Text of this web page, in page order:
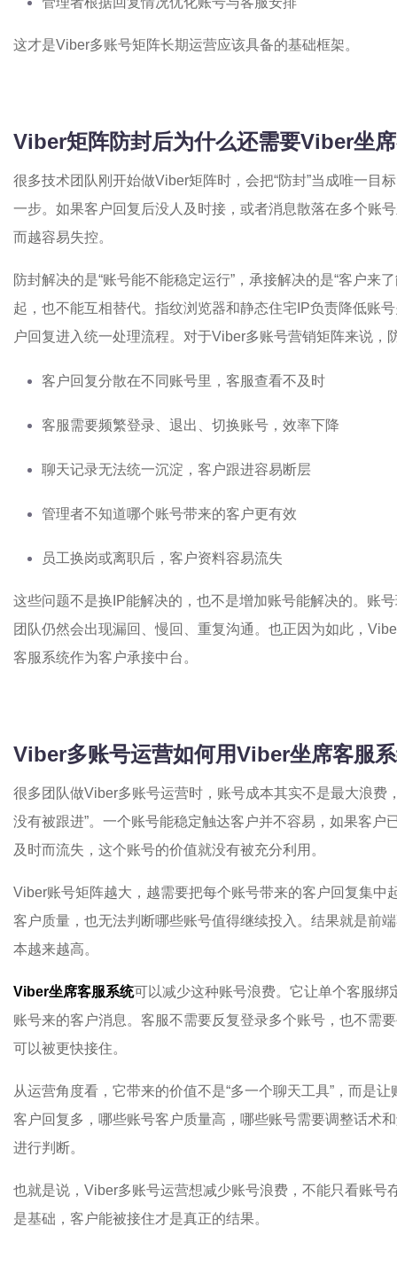
这才是Viber多账号矩阵长期运营应该具备的基础框架。
Viber矩阵防封后为什么还需要Viber坐
很多技术团队刚开始做Viber矩阵时，会把“防封”当成唯一目
一步。如果客户回复后没人及时接，或者消息散落在多个账
而越容易失控。
防封解决的是“账号能不能稳定运行”，承接解决的是“客户来
起，也不能互相替代。指纹浏览器和静态住宅IP负责降低账
户回复进入统一处理流程。对于Viber多账号营销矩阵来说，
客户回复分散在不同账号里，客服查看不及时
客服需要频繁登录、退出、切换账号，效率下降
聊天记录无法统一沉淀，客户跟进容易断层
管理者不知道哪个账号带来的客户更有效
员工换岗或离职后，客户资料容易流失
这些问题不是换IP能解决的，也不是增加账号能解决的。账
团队仍然会出现漏回、慢回、重复沟通。也正因为如此，
客服系统作为客户承接中台。
Viber多账号运营如何用Viber坐席客服
很多团队做Viber多账号运营时，账号成本其实不是最大浪费
没有被跟进”。一个账号能稳定触达客户并不容易，如果客户
及时而流失，这个账号的价值就没有被充分利用。
Viber账号矩阵越大，越需要把每个账号带来的客户回复集中
客户质量，也无法判断哪些账号值得继续投入。结果就是前
本越来越高。
Viber坐席客服系统可以减少这种账号浪费。它让单个客服
账号来的客户消息。客服不需要反复登录多个账号，也不需
可以被更快接住。
从运营角度看，它带来的价值不是“多一个聊天工具”，而是
客户回复多，哪些账号客户质量高，哪些账号需要调整话术
进行判断。
也就是说，Viber多账号运营想减少账号浪费，不能只看账号
是基础，客户能被接住才是真正的结果。